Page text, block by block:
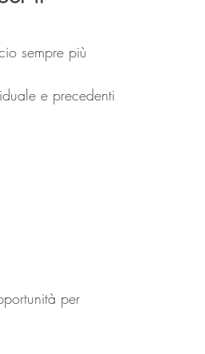
sempre più
e precedenti
per